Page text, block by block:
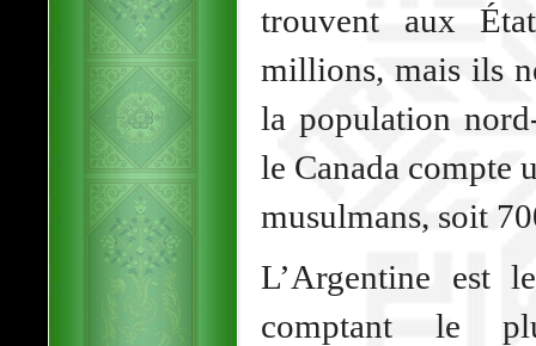
trouvent aux
millions, mais ils
la population
le Canada compte
musulmans, soit
L’Argentine est
comptant le